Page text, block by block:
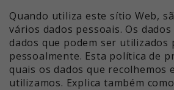
Quando utiliza este sítio Web,
vários dados pessoais. Os
dados que podem ser
pessoalmente. Esta política de
quais os dados que recolhemos
utilizamos. Explica também